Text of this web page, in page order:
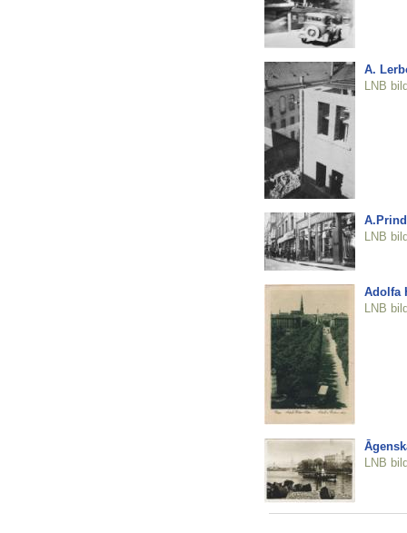
A.
LNB
LNB
Adolfa
LNB
LNB